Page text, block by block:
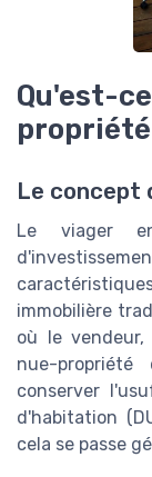
Qu'est-
Le concept
Le viager
immobilière
où le
nue-
conserver
d'habitation
cela se passe